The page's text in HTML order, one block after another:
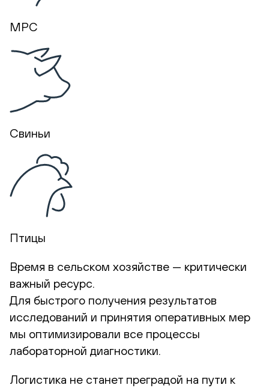
МРС
Свиньи
Птицы
Время в сельском хозяйстве — критически
важный ресурс.
Для быстрого получения результатов
исследований и принятия оперативных мер
мы оптимизировали все процессы
лабораторной диагностики.
Логистика не станет преградой на пути к